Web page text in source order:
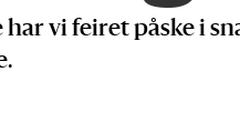
har vi feiret påske i